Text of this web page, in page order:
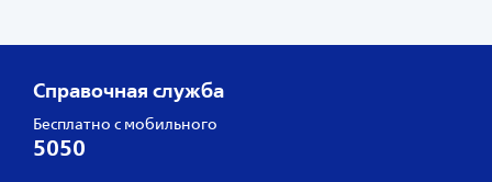
Справочная служба
Бесплатно с мобильного
5050